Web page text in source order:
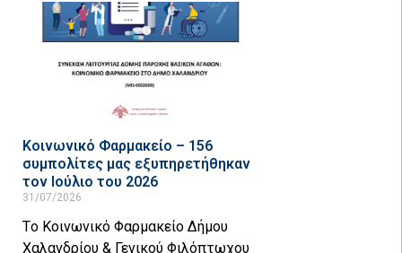
Κοινωνικό Φαρμακείο – 156
συμπολίτες μας εξυπηρετήθηκαν
τον Ιούλιο του 2026
31/07/2026
Tο Κοινωνικό Φαρμακείο Δήμου
Χαλανδρίου & Γενικού Φιλόπτωχου